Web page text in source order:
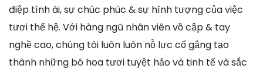
điệp tình ái, sự chúc phúc & sự hình tượng của việc
tươi thế hệ. Với hàng ngũ nhân viên vồ cập & tay
nghề cao, chúng tôi luôn luôn nỗ lực cố gắng tạo
thành những bó hoa tươi tuyệt hảo và tinh tế và sắc